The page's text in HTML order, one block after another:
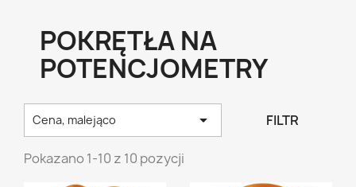
POKRĘTŁA NA
POTENCJOMETRY
Cena, malejąco  FILTR
Pokazano 1-10 z 10 pozycji